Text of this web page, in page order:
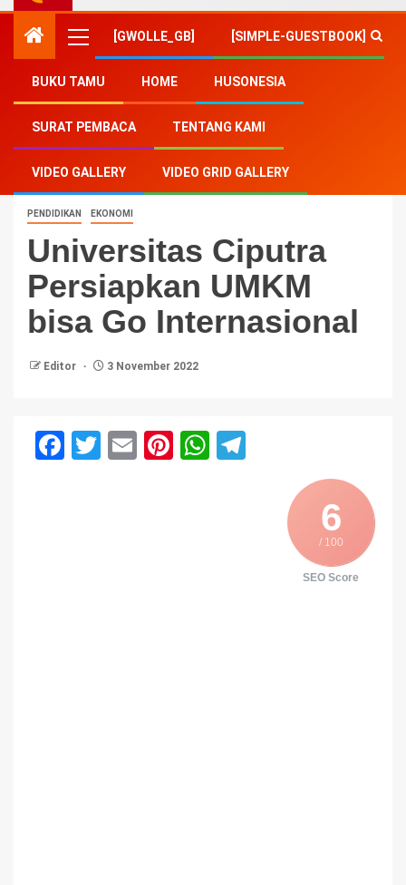
[GWOLLE_GB] [SIMPLE-GUESTBOOK]
BUKU TAMU HOME HUSONESIA
SURAT PEMBACA TENTANG KAMI
VIDEO GALLERY VIDEO GRID GALLERY
Home-Pendidikan-Universitas Ciputra Persiapkan
UMKM bisa Go Internasional
PENDIDIKAN EKONOMI
Universitas Ciputra
Persiapkan UMKM
bisa Go Internasional
Editor 3 November 2022
Facebook
Twitter
EmailPinterest
WhatsApp
6
/ 100
SEO Score